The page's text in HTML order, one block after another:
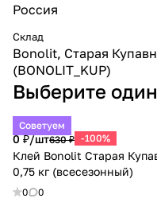
Россия
Склад
Bonolit, Старая
(BONOLIT_KUP)
Выберите
Советуем
0 ₽/шт630 ₽ -100%
Клей Bonolit Старая
0,75 кг (всесезонный)
0 0